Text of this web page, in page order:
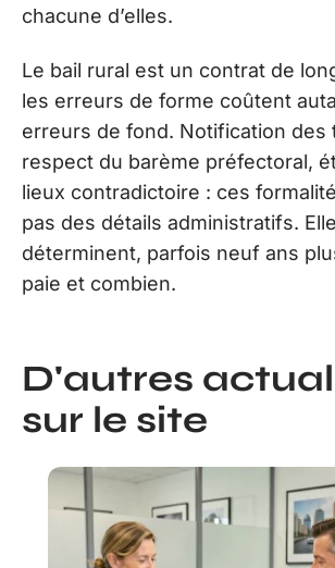
chacune d’elles.
Le bail rural est un contrat de
les erreurs de forme coûtent
erreurs de fond. Notification des
respect du barème préfectoral,
lieux contradictoire : ces
pas des détails administratifs.
déterminent, parfois neuf ans
paie et combien.
D'autres
sur le site